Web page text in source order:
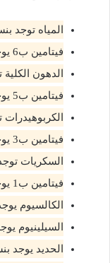
المياه توجد بنسبة 4.37
فيتامين ب6 يوجد بنسبة 0.134 مليجرام.
الدهون الكلية توجد
فيتامين ب5 يوجد بنسبة 0.161 مليجرام.
الكربوهيدرات توجد
فيتامين ب3 يوجد بنسبة 0.186 مليجرام.
السكريات توجد
فيتامين ب1 يوجد بنسبة 0.008 مليجرام.
الكالسيوم يوجد
السيلينيوم يوجد بنسبة
الحديد يوجد بنسبة 0.944